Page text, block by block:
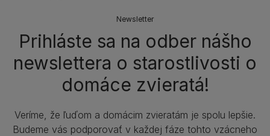
Newsletter
Prihláste sa na odber nášho
newslettera o starostlivosti o
domáce zvieratá!
Veríme, že ľuďom a domácim zvieratám je spolu lepšie.
Budeme vás podporovať v každej fáze tohto vzácneho